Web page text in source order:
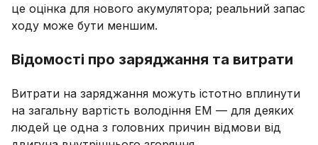
це оцінка для нового акумулятора; реальний запас
ходу може бути меншим.
Відомості про заряджання та витрати
Витрати на заряджання можуть істотно вплинути
на загальну вартість володіння ЕМ — для деяких
людей це одна з головних причин відмови від